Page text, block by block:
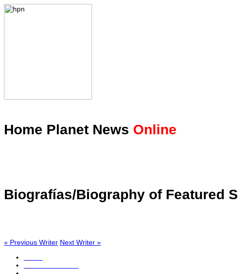
Home Planet News Online
Biografías/Biography of Featured
« Previous Writer Next Writer »